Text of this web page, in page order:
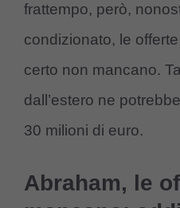
frattempo, però,
condizionato, le
certo non mancano.
dall’estero ne
30 milioni di euro.
Abraham, le